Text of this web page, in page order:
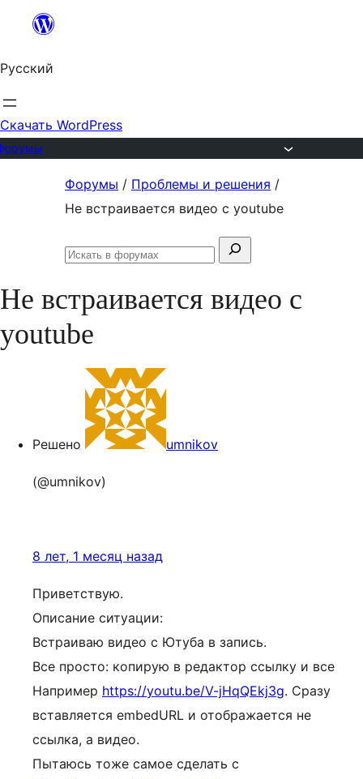
Перейти
содержимому
Русский
Скачать WordPress
Форумы / Проблемы и решения /
Не встраивается видео с youtube
Поиск:
Искать
Не встраивается видео с
youtube
Решено umnikov
(@umnikov)
8 лет, 1 месяц назад
Приветствую.
Описание ситуации:
Встраиваю видео с Ютуба в запись.
Все просто: копирую в редактор ссылку и все
Например https://youtu.be/V-jHqQEkj3g. Сразу
вставляется embedURL и отображается не
ссылка, а видео.
Пытаюсь тоже самое сделать с